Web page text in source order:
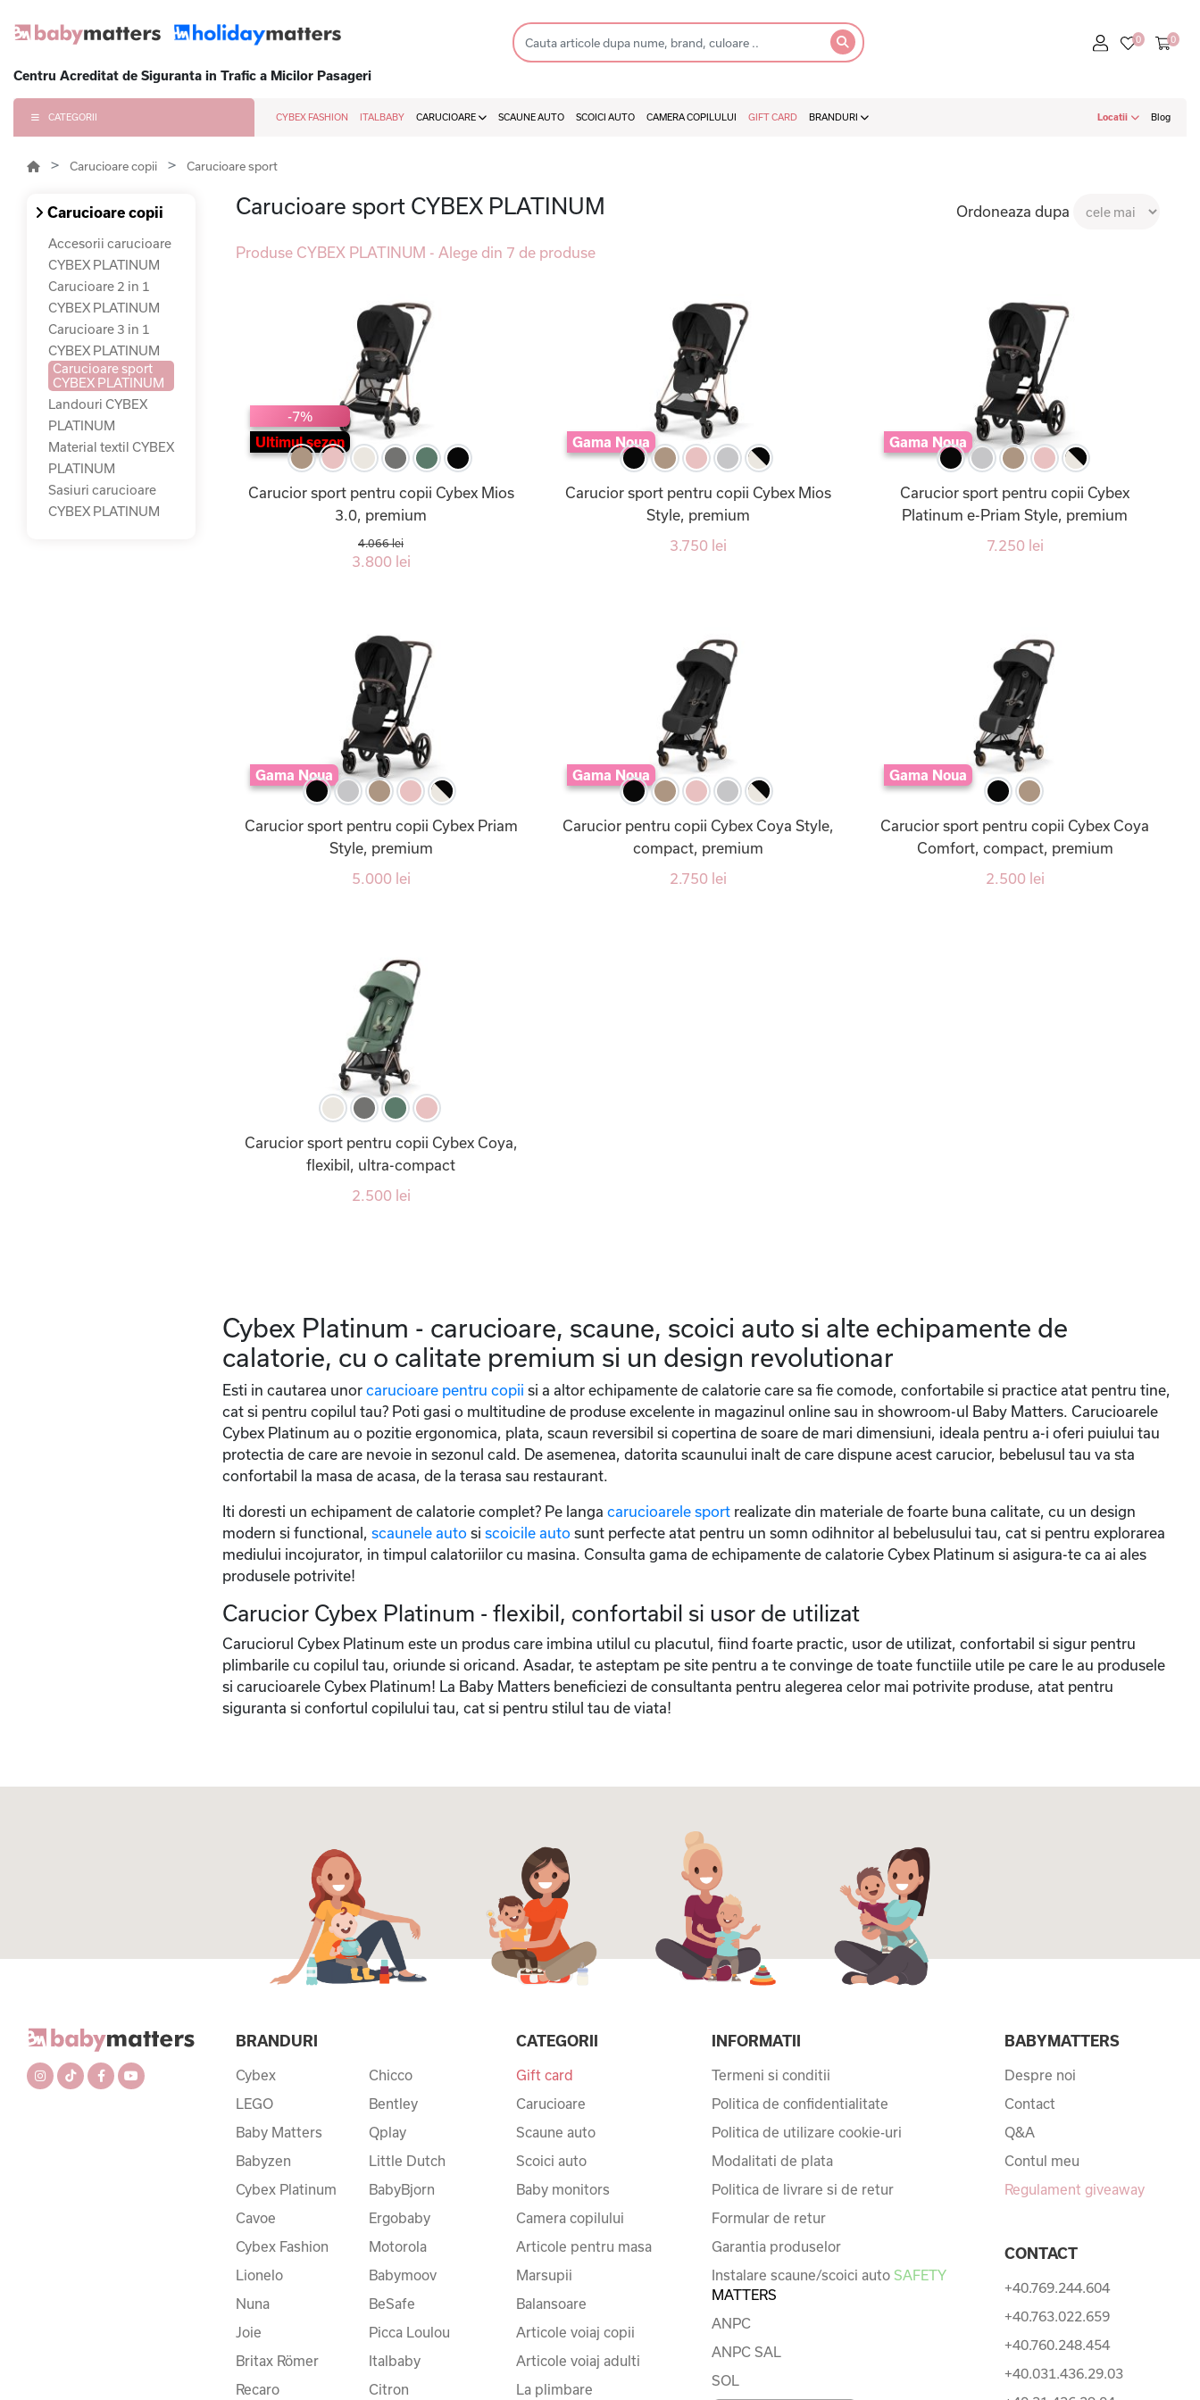
Centru Acreditat de Siguranta in Trafic a Micilor Pasageri
CATEGORII CYBEX FASHION ITALBABY CARUCIOARE SCAUNE AUTO SCOICI AUTO CAMERA COPILULUI GIFT CARD BRANDURI Locatii Blog
Carucioare copii Carucioare sport
Carucioare copii
Accesorii carucioare
CYBEX PLATINUM
Carucioare 2 in 1
CYBEX PLATINUM
Carucioare 3 in 1
CYBEX PLATINUM
Carucioare sport
CYBEX PLATINUM
Landouri CYBEX
PLATINUM
Material textil CYBEX
PLATINUM
Sasiuri carucioare
CYBEX PLATINUM
Carucioare sport CYBEX PLATINUM Ordoneaza dupa
Produse CYBEX PLATINUM - Alege din 7 de produse
-7%
Ultimul sezon
Carucior sport pentru copii Cybex Mios
3.0, premium
4.066 lei
3.800 lei
Gama Noua
Carucior sport pentru copii Cybex Mios
Style, premium
3.750 lei
Gama Noua
Carucior sport pentru copii Cybex
Platinum e-Priam Style, premium
7.250 lei
Gama Noua
Carucior sport pentru copii Cybex Priam
Style, premium
5.000 lei
Gama Noua
Carucior pentru copii Cybex Coya Style,
compact, premium
2.750 lei
Gama Noua
Carucior sport pentru copii Cybex Coya
Comfort, compact, premium
2.500 lei
Carucior sport pentru copii Cybex Coya,
flexibil, ultra-compact
2.500 lei
Cybex Platinum - carucioare, scaune, scoici auto si alte echipamente de
calatorie, cu o calitate premium si un design revolutionar
Esti in cautarea unor carucioare pentru copii si a altor echipamente de calatorie care sa fie comode, confortabile si practice atat pentru tine,
cat si pentru copilul tau? Poti gasi o multitudine de produse excelente in magazinul online sau in showroom-ul Baby Matters. Carucioarele
Cybex Platinum au o pozitie ergonomica, plata, scaun reversibil si copertina de soare de mari dimensiuni, ideala pentru a-i oferi puiului tau
protectia de care are nevoie in sezonul cald. De asemenea, datorita scaunului inalt de care dispune acest carucior, bebelusul tau va sta
confortabil la masa de acasa, de la terasa sau restaurant.
Iti doresti un echipament de calatorie complet? Pe langa carucioarele sport realizate din materiale de foarte buna calitate, cu un design
modern si functional, scaunele auto si scoicile auto sunt perfecte atat pentru un somn odihnitor al bebelusului tau, cat si pentru explorarea
mediului incojurator, in timpul calatoriilor cu masina. Consulta gama de echipamente de calatorie Cybex Platinum si asigura-te ca ai ales
produsele potrivite!
Carucior Cybex Platinum - flexibil, confortabil si usor de utilizat
Caruciorul Cybex Platinum este un produs care imbina utilul cu placutul, fiind foarte practic, usor de utilizat, confortabil si sigur pentru
plimbarile cu copilul tau, oriunde si oricand. Asadar, te asteptam pe site pentru a te convinge de toate functiile utile pe care le au produsele
si carucioarele Cybex Platinum! La Baby Matters beneficiezi de consultanta pentru alegerea celor mai potrivite produse, atat pentru
siguranta si confortul copilului tau, cat si pentru stilul tau de viata!
BRANDURI
Cybex
LEGO
Baby Matters
Babyzen
Cybex Platinum
Cavoe
Cybex Fashion
Lionelo
Nuna
Joie
Britax Römer
Recaro
Chicco
Bentley
Qplay
Little Dutch
BabyBjorn
Ergobaby
Motorola
Babymoov
BeSafe
Picca Loulou
Italbaby
Citron
CATEGORII
Gift card
Carucioare
Scaune auto
Scoici auto
Baby monitors
Camera copilului
Articole pentru masa
Marsupii
Balansoare
Articole voiaj copii
Articole voiaj adulti
La plimbare
INFORMATII
Termeni si conditii
Politica de confidentialitate
Politica de utilizare cookie-uri
Modalitati de plata
Politica de livrare si de retur
Formular de retur
Garantia produselor
Instalare scaune/scoici auto SAFETY
MATTERS
ANPC
ANPC SAL
SOL
BABYMATTERS
Despre noi
Contact
Q&A
Contul meu
Regulament giveaway
CONTACT
+40.769.244.604
+40.763.022.659
+40.760.248.454
+40.031.436.29.03